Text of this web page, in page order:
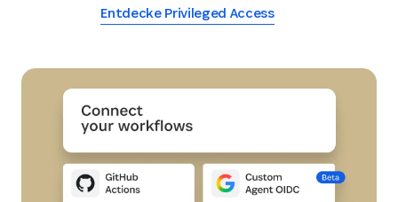
Entdecke Privileged Access